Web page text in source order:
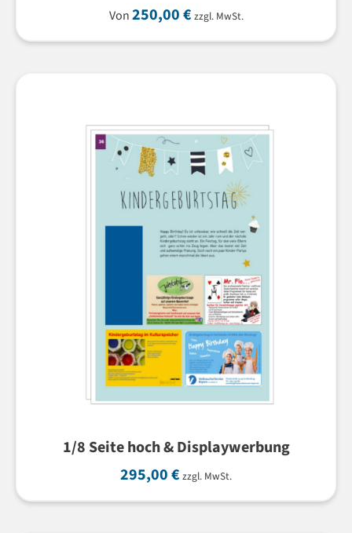
Von250,00€ zzgl. MwSt.
1/8 Seite hoch & Displaywerbung
295,00€ zzgl. MwSt.